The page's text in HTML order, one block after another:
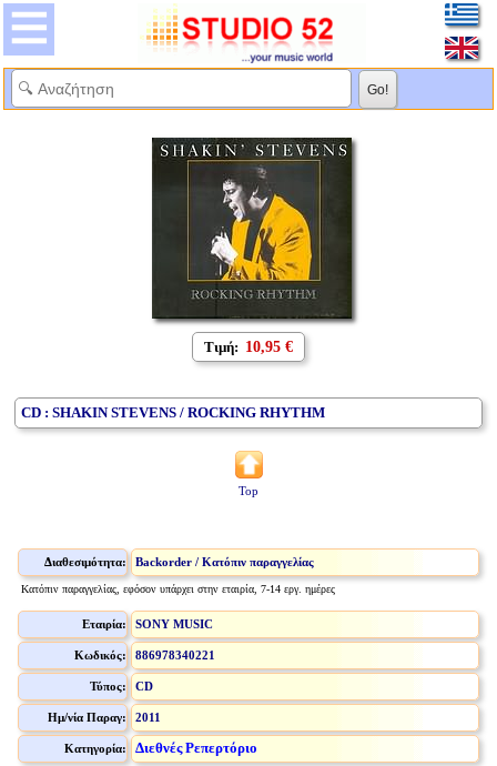
Τιμή: 10,95 €
CD : SHAKIN STEVENS / ROCKING RHYTHM
Top
Διαθεσιμότητα: Backorder / Κατόπιν παραγγελίας
Κατόπιν παραγγελίας, εφόσον υπάρχει στην εταιρία, 7-14 εργ. ημέρες
Εταιρία: SONY MUSIC
Κωδικός: 886978340221
Τύπος: CD
Ημ/νία Παραγ: 2011
Κατηγορία: Διεθνές Ρεπερτόριο